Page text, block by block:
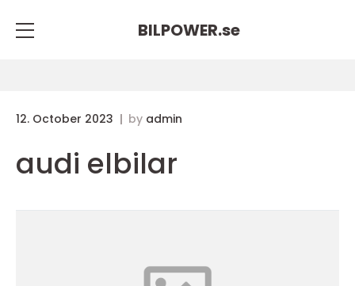
BILPOWER.se
12. October 2023 by admin
audi elbilar